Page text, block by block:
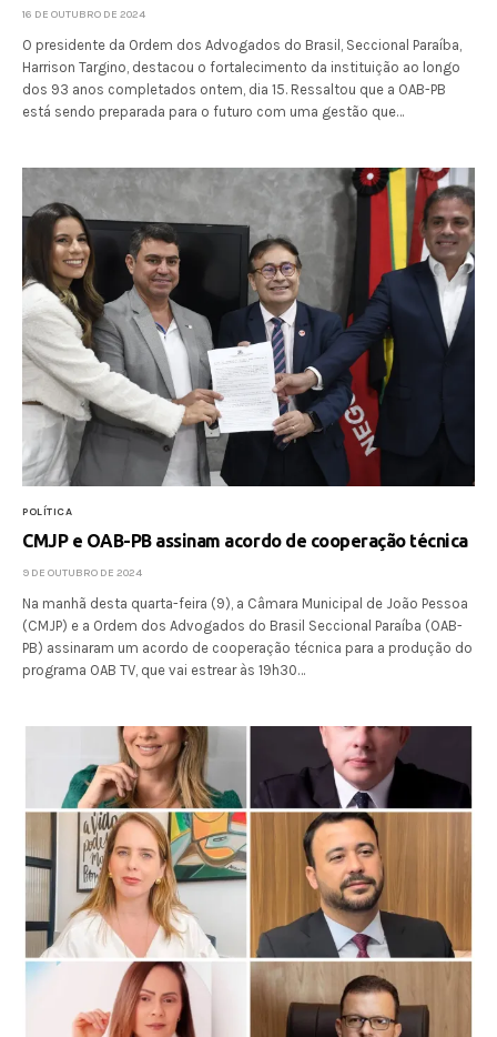
16 DE OUTUBRO DE 2024
O presidente da Ordem dos Advogados do Brasil, Seccional Paraíba,
Harrison Targino, destacou o fortalecimento da instituição ao longo
dos 93 anos completados ontem, dia 15. Ressaltou que a OAB-PB
está sendo preparada para o futuro com uma gestão que…
POLÍTICA
CMJP e OAB-PB assinam acordo de cooperação técnica
9 DE OUTUBRO DE 2024
Na manhã desta quarta-feira (9), a Câmara Municipal de João Pessoa
(CMJP) e a Ordem dos Advogados do Brasil Seccional Paraíba (OAB-
PB) assinaram um acordo de cooperação técnica para a produção do
programa OAB TV, que vai estrear às 19h30…